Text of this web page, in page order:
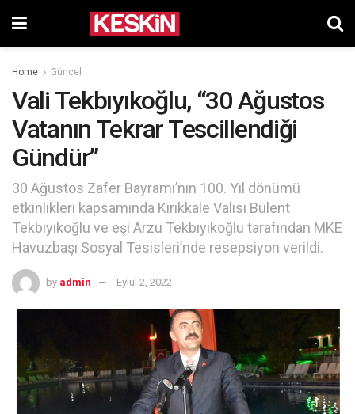
Home Güncel
Vali Tekbıyıkoğlu, “30 Ağustos
Vatanın Tekrar Tescillendiği
Gündür”
30 Ağustos Zafer Bayramı’nın 100. Yıl dönümü
etkinlikleri kapsamında Kırıkkale Valisi Bülent
Tekbıyıkoğlu ve eşi Arzu Tekbıyıkoğlu tarafından MKE
Havuzbaşı Sosyal Tesisleri’nde resepsiyon verildi.
by admin Eylül 2, 2022